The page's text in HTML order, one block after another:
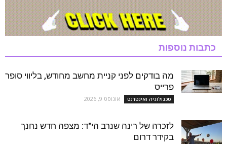
כתבות נוספות
מה בודקים לפני קניית מחשב מחודש, בליווי סופר
פרייס
טכנולוגיה ואינטרנט אוגוסט 9, 2026
לזכרה של רינה שנרב הי"ד: מצפה חדש נחנך
בקידר דרום